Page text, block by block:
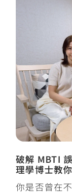
破解 MBTI
理學博士教
你是否曾在